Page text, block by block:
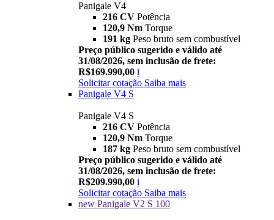
Panigale V4
216 CV Potência
120,9 Nm Torque
191 kg Peso bruto sem combustível
Preço público sugerido e válido até
31/08/2026, sem inclusão de frete:
R$169.990,00 i
Solicitar cotação Saiba mais
Panigale V4 S
Panigale V4 S
216 CV Potência
120,9 Nm Torque
187 kg Peso bruto sem combustível
Preço público sugerido e válido até
31/08/2026, sem inclusão de frete:
R$209.990,00 i
Solicitar cotação Saiba mais
new Panigale V2 S 100